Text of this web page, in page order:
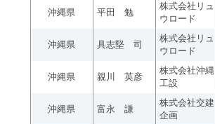
沖縄県 平田 勉
株式会社リュ
ウロード
沖縄県 具志堅 司
株式会社リュ
ウロード
沖縄県 親川 英彦
株式会社沖縄
工設
沖縄県 富永 謙
株式会社交建
企画